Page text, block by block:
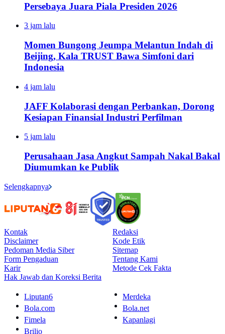
Persebaya Juara Piala Presiden 2026
3 jam lalu
Momen Bungong Jeumpa Melantun Indah di
Beijing, Kala TRUST Bawa Simfoni dari
Indonesia
4 jam lalu
JAFF Kolaborasi dengan Perbankan, Dorong
Kesiapan Finansial Industri Perfilman
5 jam lalu
Perusahaan Jasa Angkut Sampah Nakal Bakal
Diumumkan ke Publik
Selengkapnya
Kontak
Redaksi
Disclaimer
Kode Etik
Pedoman Media Siber
Sitemap
Form Pengaduan
Tentang Kami
Karir
Metode Cek Fakta
Hak Jawab dan Koreksi Berita
Liputan6
Merdeka
Bola.com
Bola.net
Fimela
Kapanlagi
Brilio